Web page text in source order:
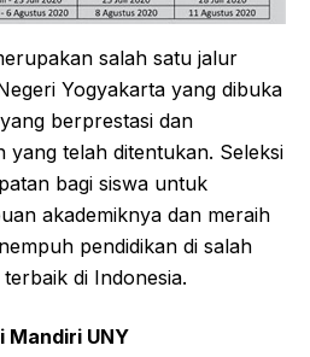
salah satu jalur
Yogyakarta yang dibuka
berprestasi dan
yang telah ditentukan. Seleksi
bagi siswa untuk
akademiknya dan meraih
pendidikan di salah
di Indonesia.
Mandiri UNY